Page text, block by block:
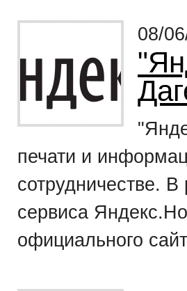
08/
печати и
сотрудничестве.
сервиса
официального